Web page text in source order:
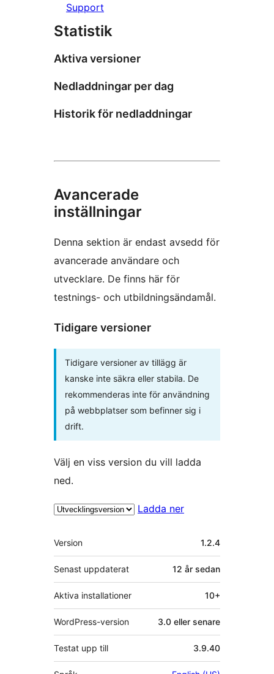
Support
Statistik
Aktiva versioner
Nedladdningar per dag
Historik för nedladdningar
Avancerade
inställningar
Denna sektion är endast avsedd för
avancerade användare och
utvecklare. De finns här för
testnings- och utbildningsändamål.
Tidigare versioner
Tidigare versioner av tillägg är
kanske inte säkra eller stabila. De
rekommenderas inte för användning
på webbplatser som befinner sig i
drift.
Välj en viss version du vill ladda
ned.
Ladda ner
Meta
Version 1.2.4
Senast uppdaterat 12 år sedan
Aktiva installationer 10+
WordPress-version 3.0 eller senare
Testat upp till 3.9.40